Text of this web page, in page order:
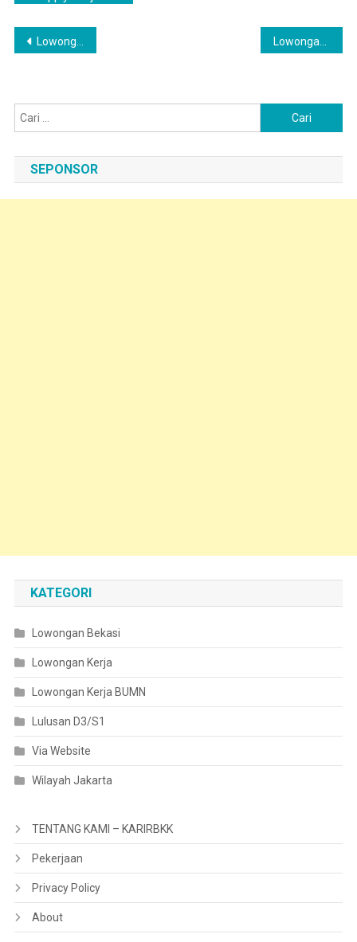
Navigasi
Lowongan Kerja PT Nippon Indosari Corpindo Tbk Cilincing Terbaru
untuk:
SEPONSOR
KATEGORI
Lowongan Bekasi
Lowongan Kerja
Lowongan Kerja BUMN
Lulusan D3/S1
Via Website
Wilayah Jakarta
TENTANG KAMI – KARIRBKK
Pekerjaan
Privacy Policy
About